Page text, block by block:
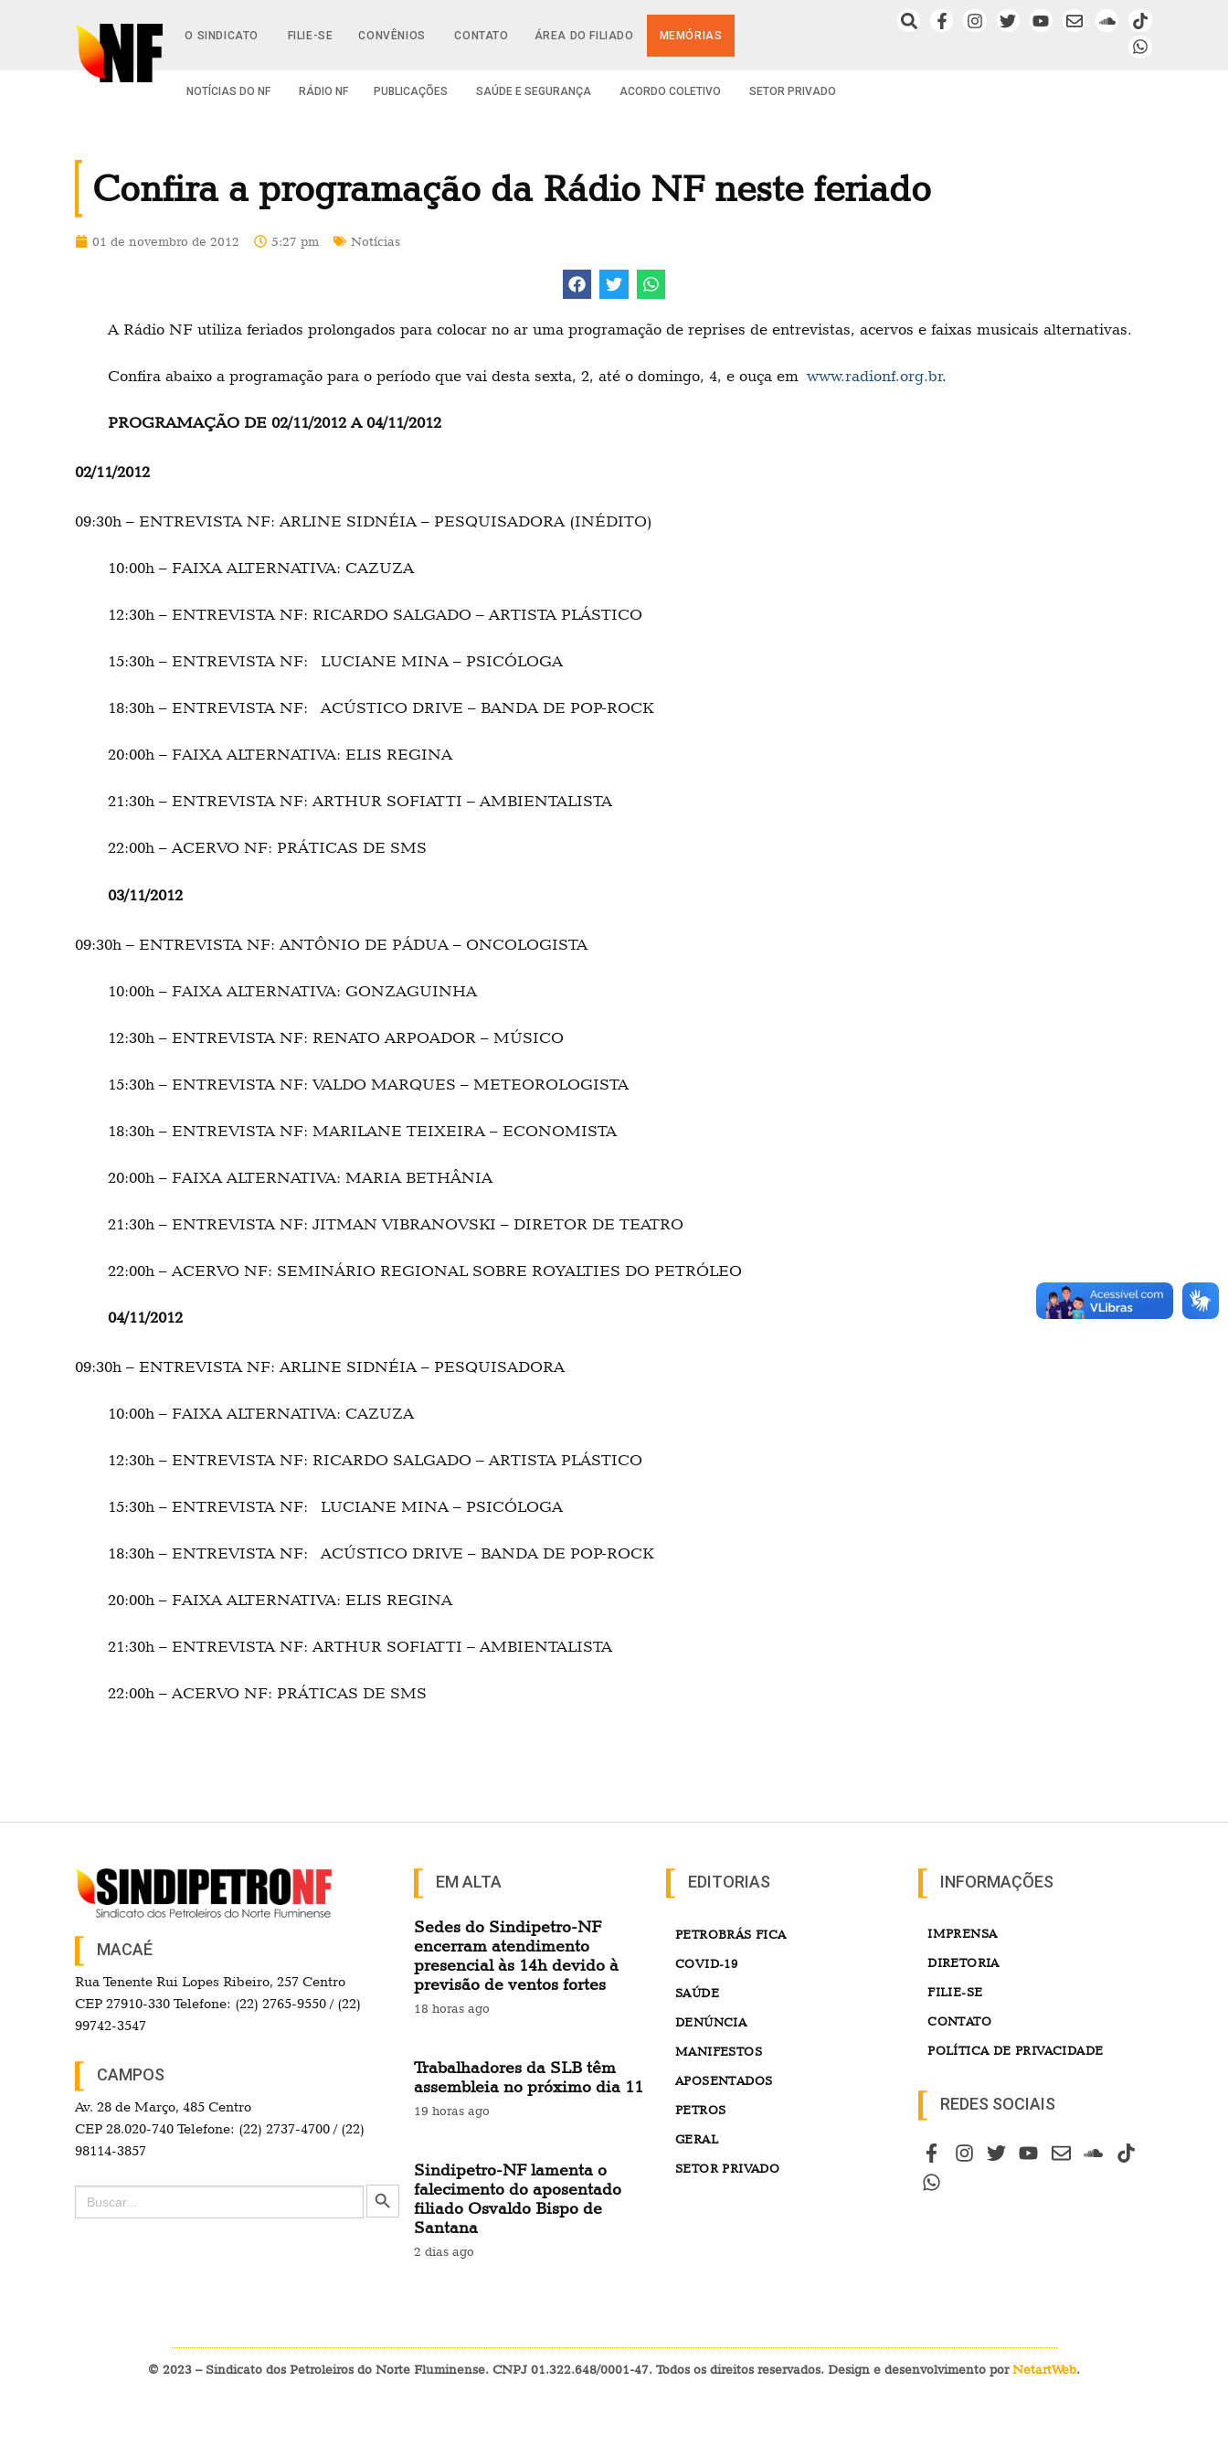
O SINDICATO FILIE-SE CONVÊNIOS CONTATO ÁREA DO FILIADO MEMÓRIAS
NOTÍCIAS DO NF RÁDIO NF PUBLICAÇÕES SAÚDE E SEGURANÇA ACORDO COLETIVO SETOR PRIVADO
Confira a programação da Rádio NF neste feriado
01 de novembro de 2012 5:27 pm Notícias
A Rádio NF utiliza feriados prolongados para colocar no ar uma programação de reprises de entrevistas, acervos e faixas musicais alternativas.
Confira abaixo a programação para o período que vai desta sexta, 2, até o domingo, 4, e ouça emwww.radionf.org.br.
PROGRAMAÇÃO DE 02/11/2012 A 04/11/2012
02/11/2012
09:30h – ENTREVISTA NF: ARLINE SIDNÉIA – PESQUISADORA (INÉDITO)
10:00h – FAIXA ALTERNATIVA: CAZUZA
12:30h – ENTREVISTA NF: RICARDO SALGADO – ARTISTA PLÁSTICO
15:30h – ENTREVISTA NF: LUCIANE MINA – PSICÓLOGA
18:30h – ENTREVISTA NF: ACÚSTICO DRIVE – BANDA DE POP-ROCK
20:00h – FAIXA ALTERNATIVA: ELIS REGINA
21:30h – ENTREVISTA NF: ARTHUR SOFIATTI – AMBIENTALISTA
22:00h – ACERVO NF: PRÁTICAS DE SMS
03/11/2012
09:30h – ENTREVISTA NF: ANTÔNIO DE PÁDUA – ONCOLOGISTA
10:00h – FAIXA ALTERNATIVA: GONZAGUINHA
12:30h – ENTREVISTA NF: RENATO ARPOADOR – MÚSICO
15:30h – ENTREVISTA NF: VALDO MARQUES – METEOROLOGISTA
18:30h – ENTREVISTA NF: MARILANE TEIXEIRA – ECONOMISTA
20:00h – FAIXA ALTERNATIVA: MARIA BETHÂNIA
21:30h – ENTREVISTA NF: JITMAN VIBRANOVSKI – DIRETOR DE TEATRO
22:00h – ACERVO NF: SEMINÁRIO REGIONAL SOBRE ROYALTIES DO PETRÓLEO
04/11/2012
09:30h – ENTREVISTA NF: ARLINE SIDNÉIA – PESQUISADORA
10:00h – FAIXA ALTERNATIVA: CAZUZA
12:30h – ENTREVISTA NF: RICARDO SALGADO – ARTISTA PLÁSTICO
15:30h – ENTREVISTA NF: LUCIANE MINA – PSICÓLOGA
18:30h – ENTREVISTA NF: ACÚSTICO DRIVE – BANDA DE POP-ROCK
20:00h – FAIXA ALTERNATIVA: ELIS REGINA
21:30h – ENTREVISTA NF: ARTHUR SOFIATTI – AMBIENTALISTA
22:00h – ACERVO NF: PRÁTICAS DE SMS
MACAÉ
Rua Tenente Rui Lopes Ribeiro, 257 Centro
CEP 27910-330 Telefone: (22) 2765-9550 / (22)
99742-3547
CAMPOS
Av. 28 de Março, 485 Centro
CEP 28.020-740 Telefone: (22) 2737-4700 / (22)
98114-3857
Search
for:
Search Button
EM ALTA
Sedes do Sindipetro-NF
encerram atendimento
presencial às 14h devido à
previsão de ventos fortes
18 horas ago
Trabalhadores da SLB têm
assembleia no próximo dia 11
19 horas ago
Sindipetro-NF lamenta o
falecimento do aposentado
filiado Osvaldo Bispo de
Santana
2 dias ago
EDITORIAS
PETROBRÁS FICA
COVID-19
SAÚDE
DENÚNCIA
MANIFESTOS
APOSENTADOS
PETROS
GERAL
SETOR PRIVADO
INFORMAÇÕES
IMPRENSA
DIRETORIA
FILIE-SE
CONTATO
POLÍTICA DE PRIVACIDADE
REDES SOCIAIS
© 2023 – Sindicato dos Petroleiros do Norte Fluminense. CNPJ 01.322.648/0001-47. Todos os direitos reservados. Design e desenvolvimento porNetartWeb.